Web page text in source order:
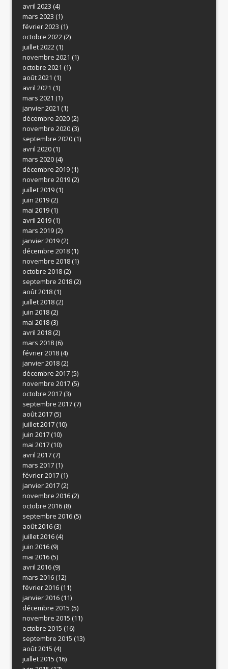
avril 2023 (4)
mars 2023 (1)
février 2023 (1)
octobre 2022(2)
juillet 2022(1)
novembre 2021 (1)
octobre 2021 (1)
août 2021 (1)
avril 2021 (1)
mars 2021 (1)
janvier 2021 (1)
décembre 2020(2)
novembre 2020(3)
septembre 2020(1)
avril 2020(1)
mars 2020(4)
décembre 2019(1)
novembre 2019(2)
juillet 2019(1)
juin 2019(2)
mai 2019(1)
avril 2019(1)
mars 2019(2)
janvier 2019(2)
décembre 2018(1)
novembre 2018(1)
octobre 2018(2)
septembre 2018(2)
août 2018(1)
juillet 2018(2)
juin 2018(2)
mai 2018(3)
avril 2018(2)
mars 2018(6)
février 2018(4)
janvier 2018(2)
décembre 2017(5)
novembre 2017(5)
octobre 2017(3)
septembre 2017(7)
août 2017(5)
juillet 2017(10)
juin 2017(10)
mai 2017(10)
avril 2017(7)
mars 2017(1)
février 2017(1)
janvier 2017(2)
novembre 2016(2)
octobre 2016(8)
septembre 2016(5)
août 2016(3)
juillet 2016(4)
juin 2016(9)
mai 2016(5)
avril 2016(9)
mars 2016(12)
février 2016(11)
janvier 2016(11)
décembre 2015 (5)
novembre 2015 (11)
octobre 2015 (16)
septembre 2015 (13)
août 2015 (4)
juillet 2015 (16)